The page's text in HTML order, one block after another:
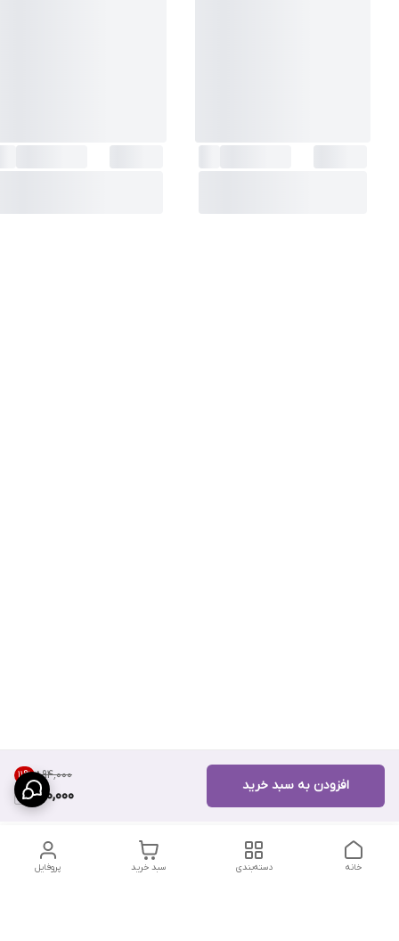
۸۹۴٬۰۰۰ 11%
790,000
افزودن به سبد خرید
پروفایل سبد خرید دسته‌بندی خانه